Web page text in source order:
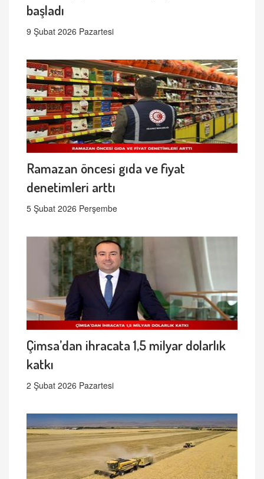
başladı
9 Şubat 2026 Pazartesi
Ramazan öncesi gıda ve fiyat
denetimleri arttı
5 Şubat 2026 Perşembe
Çimsa’dan ihracata 1,5 milyar dolarlık
katkı
2 Şubat 2026 Pazartesi